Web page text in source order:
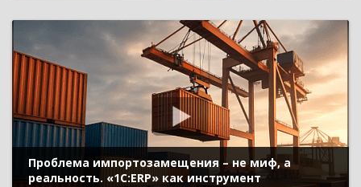
Проблема импортозамещения – не миф, а
реальность. «1С:ERP» как инструмент